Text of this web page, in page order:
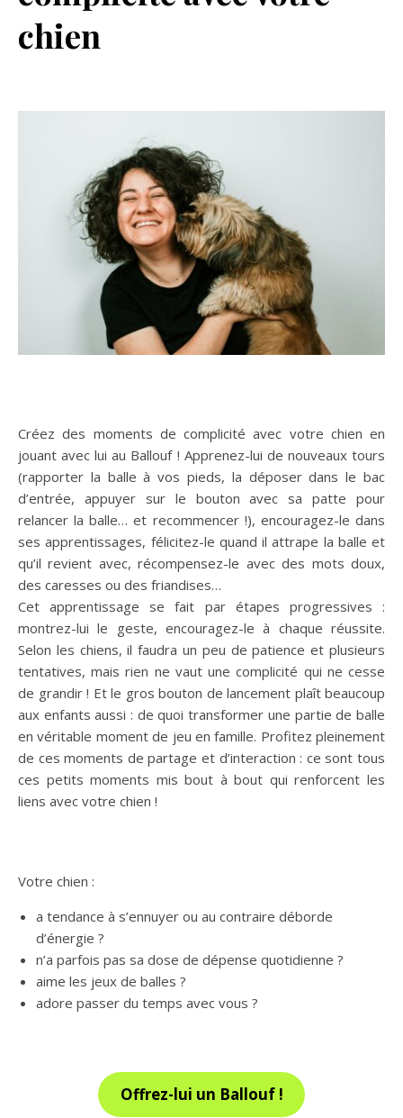
chien
Créez des moments de complicité avec votre chien en
jouant avec lui au Ballouf ! Apprenez-lui de nouveaux tours
(rapporter la balle à vos pieds, la déposer dans le bac
d’entrée, appuyer sur le bouton avec sa patte pour
relancer la balle… et recommencer !), encouragez-le dans
ses apprentissages, félicitez-le quand il attrape la balle et
qu’il revient avec, récompensez-le avec des mots doux,
des caresses ou des friandises…
Cet apprentissage se fait par étapes progressives :
montrez-lui le geste, encouragez-le à chaque réussite.
Selon les chiens, il faudra un peu de patience et plusieurs
tentatives, mais rien ne vaut une complicité qui ne cesse
de grandir ! Et le gros bouton de lancement plaît beaucoup
aux enfants aussi : de quoi transformer une partie de balle
en véritable moment de jeu en famille. Profitez pleinement
de ces moments de partage et d’interaction : ce sont tous
ces petits moments mis bout à bout qui renforcent les
liens avec votre chien !
Votre chien :
a tendance à s’ennuyer ou au contraire déborde
d’énergie ?
n’a parfois pas sa dose de dépense quotidienne ?
aime les jeux de balles ?
adore passer du temps avec vous ?
Offrez-lui un Ballouf !